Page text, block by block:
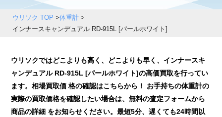
ウリソク TOP >体重計>
インナースキャンデュアル RD-915L [パールホワイト]
ウリソクではどこよりも高く、どこよりも早く、インナースキ
ャンデュアル RD-915L [パールホワイト]の高価買取を行ってい
ます。相場買取価 格の確認はこちらから！ お手持ちの体重計の
実際の買取価格を確認したい場合は、無料の査定フォームから
商品の詳細 をお知らせください。最短5分、遅くても24時間以